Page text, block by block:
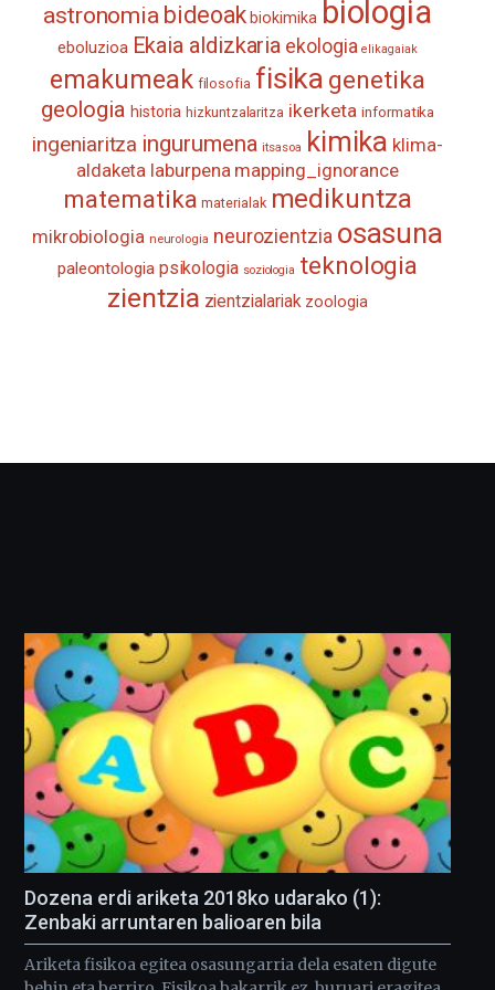
astronomia bideoak biokimika biologia
eboluzioa Ekaia aldizkaria ekologia elikagaiak
emakumeak filosofia fisika genetika
geologia historia hizkuntzalaritza ikerketa informatika
ingeniaritza ingurumena itsasoa kimika klima-
aldaketa laburpena mapping_ignorance
matematika materialak medikuntza
mikrobiologia neurologia neurozientzia osasuna
paleontologia psikologia soziologia teknologia
zientzia zientzialariak zoologia
Dozena erdi ariketa 2018ko udarako (1):
Zenbaki arruntaren balioaren bila
Ariketa fisikoa egitea osasungarria dela esaten digute